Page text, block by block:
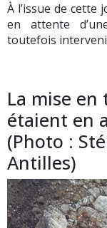
À l’issue de
en attente
toutefois
La mise
étaient en
(Photo :
Antilles)